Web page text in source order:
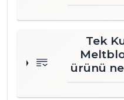
Tek
ürünü